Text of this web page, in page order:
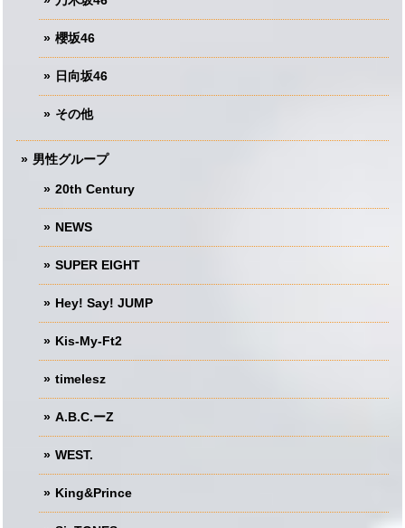
櫻坂46
日向坂46
その他
男性グループ
20th Century
NEWS
SUPER EIGHT
Hey! Say! JUMP
Kis-My-Ft2
timelesz
A.B.C.ーZ
WEST.
King&Prince